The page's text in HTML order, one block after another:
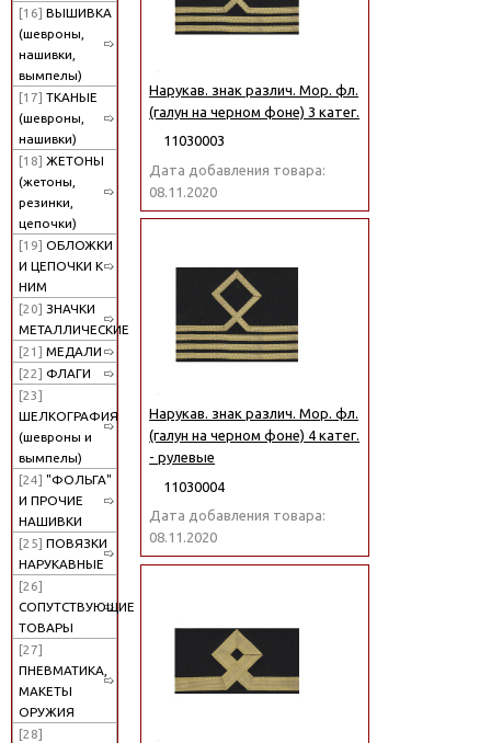
[16] ВЫШИВКА
(шевроны,
нашивки,
вымпелы)
[17] ТКАНЫЕ
(шевроны,
нашивки)
[18] ЖЕТОНЫ
(жетоны,
резинки,
цепочки)
[19] ОБЛОЖКИ
И ЦЕПОЧКИ К
НИМ
[20] ЗНАЧКИ
МЕТАЛЛИЧЕСКИЕ
[21] МЕДАЛИ
[22] ФЛАГИ
[23]
ШЕЛКОГРАФИЯ
(шевроны и
вымпелы)
[24] "ФОЛЬГА"
И ПРОЧИЕ
НАШИВКИ
[25] ПОВЯЗКИ
НАРУКАВНЫЕ
[26]
СОПУТСТВУЮЩИЕ
ТОВАРЫ
[27]
ПНЕВМАТИКА,
МАКЕТЫ
ОРУЖИЯ
[28]
Нарукав. знак различ. Мор. фл.
(галун на черном фоне) 3 катег.
11030003
Дата добавления товара:
08.11.2020
Нарукав. знак различ. Мор. фл.
(галун на черном фоне) 4 катег.
- рулевые
11030004
Дата добавления товара:
08.11.2020